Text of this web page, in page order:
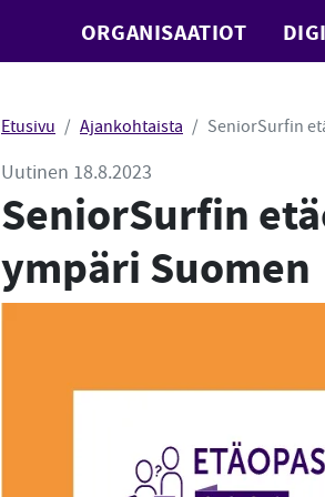
ORGANISAATIOT
Etusivu Ajankohtaista SeniorSurfin
Uutinen 18.8.2023
SeniorSurfin
ympäri Suomen